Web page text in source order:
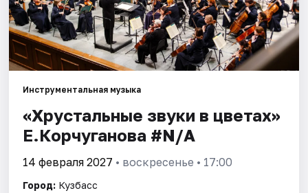
Города
Площадки
Рейтинги
Инструментальная музыка
«Хрустальные звуки в цветах»
Е.Корчуганова #N/A
14 февраля 2027 • воскресенье • 17:00
Город: Кузбасс